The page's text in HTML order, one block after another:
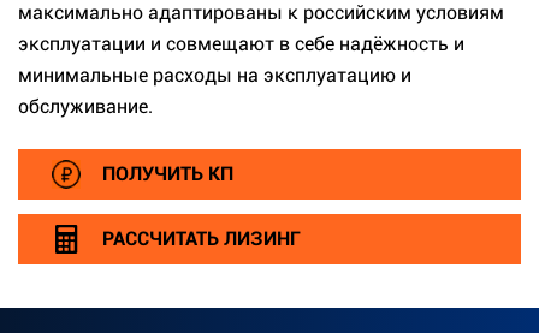
максимально адаптированы к российским условиям
эксплуатации и совмещают в себе надёжность и
минимальные расходы на эксплуатацию и
обслуживание.
ПОЛУЧИТЬ КП
РАССЧИТАТЬ ЛИЗИНГ